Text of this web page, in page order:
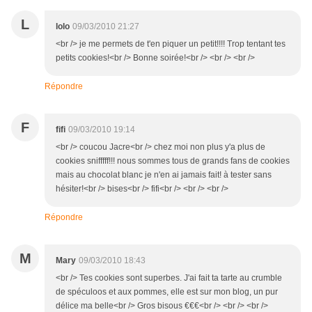
L lolo 09/03/2010 21:27
<br /> je me permets de t'en piquer un petit!!!! Trop tentant tes
petits cookies!<br /> Bonne soirée!<br /> <br /> <br />
Répondre
F fifi 09/03/2010 19:14
<br /> coucou Jacre<br /> chez moi non plus y'a plus de
cookies snifffff!!! nous sommes tous de grands fans de cookies
mais au chocolat blanc je n'en ai jamais fait! à tester sans
hésiter!<br /> bises<br /> fifi<br /> <br /> <br />
Répondre
M Mary 09/03/2010 18:43
<br /> Tes cookies sont superbes. J'ai fait ta tarte au crumble
de spéculoos et aux pommes, elle est sur mon blog, un pur
délice ma belle<br /> Gros bisous €€€<br /> <br /> <br />